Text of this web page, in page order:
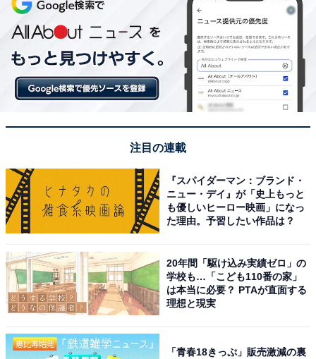
1位：向井康二／120票
注目の連載
『スパイダーマン：ブランド・
ニュー・デイ』が「史上もっと
も優しいヒーロー映画」になっ
た理由。予習したい作品は？
20年間「駆け込み実績ゼロ」の
学校も…「こども110番の家」
は本当に必要？ PTAが直面する
理想と現実
「青春18きっぷ」販売激減の裏